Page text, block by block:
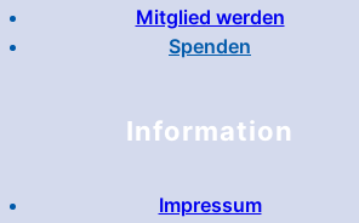
Mitglied werden
Spenden
Information
Impressum